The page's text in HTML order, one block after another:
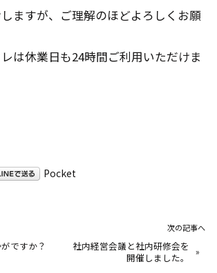
ますが、ご理解のほどよろしくお願
は休業日も24時間ご利用いただけま
Pocket
ですか？
次の記事へ
社内経営会議と社内研修会を
開催しました。
»